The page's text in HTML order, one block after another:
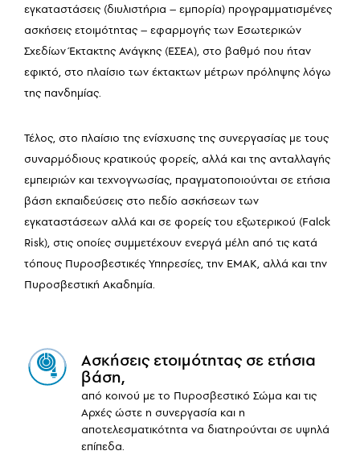
εγκαταστάσεις (διυλιστήρια – εμπορία) προγραμματισμένες
ασκήσεις ετοιμότητας – εφαρμογής των Εσωτερικών
Σχεδίων Έκτακτης Ανάγκης (ΕΣΕΑ), στο βαθμό που ήταν
εφικτό, στο πλαίσιο των έκτακτων μέτρων πρόληψης λόγω
της πανδημίας.
Τέλος, στο πλαίσιο της ενίσχυσης της συνεργασίας με τους
συναρμόδιους κρατικούς φορείς, αλλά και της ανταλλαγής
εμπειριών και τεχνογνωσίας, πραγματοποιούνται σε ετήσια
βάση εκπαιδεύσεις στο πεδίο ασκήσεων των
εγκαταστάσεων αλλά και σε φορείς του εξωτερικού (Falck
Risk), στις οποίες συμμετέχουν ενεργά μέλη από τις κατά
τόπους Πυροσβεστικές Υπηρεσίες, την ΕΜΑΚ, αλλά και την
Πυροσβεστική Ακαδημία.
Ασκήσεις ετοιμότητας σε ετήσια
βάση,
από κοινού με το Πυροσβεστικό Σώμα και τις
Αρχές ώστε η συνεργασία και η
αποτελεσματικότητα να διατηρούνται σε υψηλά
επίπεδα.